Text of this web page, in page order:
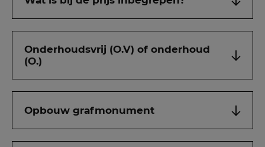
Onderhoudsvrij (O.V) of onderhoud
(O.)
Opbouw grafmonument